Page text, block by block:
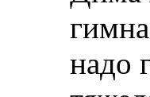
надо